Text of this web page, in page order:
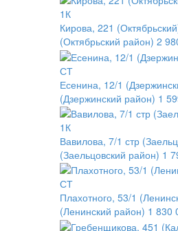
1К
Кирова, 221
(Октябрьский район) 2
СТ
Есенина, 12/1
(Дзержинский район) 1
1К
Вавилова, 7/1 стр
(Заельцовский район) 1
СТ
Плахотного, 53/1
(Ленинский район) 1 830